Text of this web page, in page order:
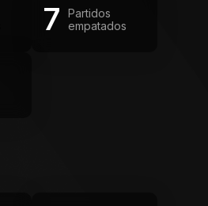
7
Partidos
empatados